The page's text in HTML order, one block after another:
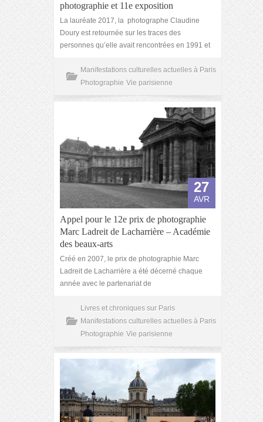
photographie et 11e exposition
La lauréate 2017, la photographe Claudine
Doury est retournée sur les traces des
personnes qu’elle avait rencontrées en 1991 et
Manifestations culturelles actuelles à Paris
Photographie Vie parisienne
27
AVR
Appel pour le 12e prix de photographie
Marc Ladreit de Lacharrière – Académie
des beaux-arts
Créé en 2007, le prix de photographie Marc
Ladreit de Lacharrière a été décerné chaque
année avec le partenariat de
Livres et chroniques sur Paris
Manifestations culturelles actuelles à Paris
Photographie Vie parisienne